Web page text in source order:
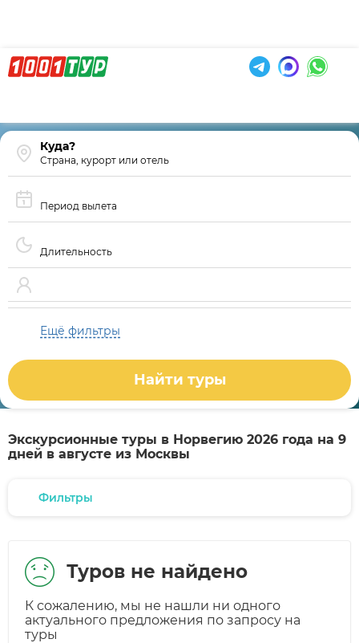
Страна, курорт или отель
Период вылета
Длительность
Ещё фильтры
Найти туры
Экскурсионные туры в Норвегию 2026 года на 9
дней в августе из Москвы
Фильтры
Туров не найдено
К сожалению, мы не нашли ни одного
актуального предложения по запросу на
туры